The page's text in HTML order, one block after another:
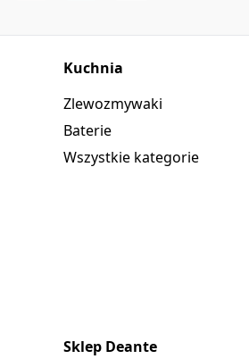
Kuchnia
Zlewozmywaki
Baterie
Wszystkie kategorie
Sklep Deante